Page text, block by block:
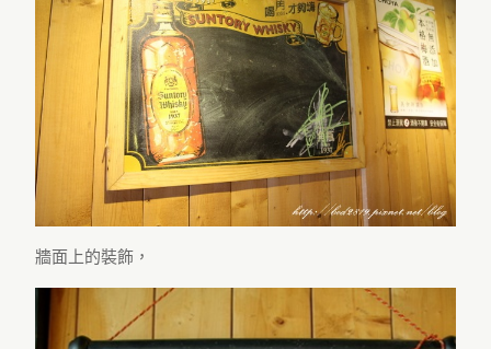
牆面上的裝飾，